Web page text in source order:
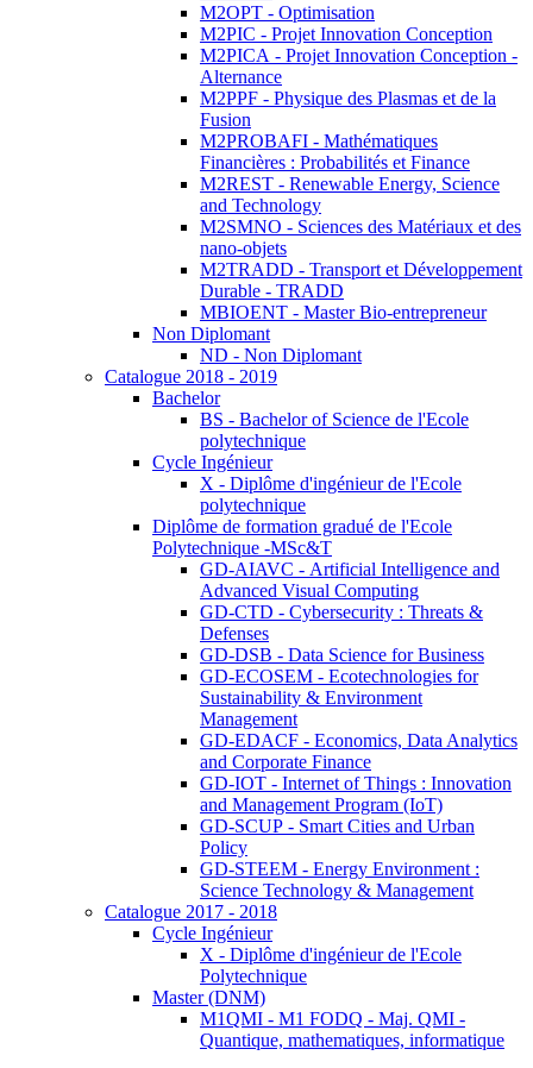
M2OPT - Optimisation
M2PIC - Projet Innovation Conception
M2PICA - Projet Innovation Conception -
Alternance
M2PPF - Physique des Plasmas et de la
Fusion
M2PROBAFI - Mathématiques
Financières : Probabilités et Finance
M2REST - Renewable Energy, Science
and Technology
M2SMNO - Sciences des Matériaux et des
nano-objets
M2TRADD - Transport et Développement
Durable - TRADD
MBIOENT - Master Bio-entrepreneur
Non Diplomant
ND - Non Diplomant
Catalogue 2018 - 2019
Bachelor
BS - Bachelor of Science de l'Ecole
polytechnique
Cycle Ingénieur
X - Diplôme d'ingénieur de l'Ecole
polytechnique
Diplôme de formation gradué de l'Ecole
Polytechnique -MSc&T
GD-AIAVC - Artificial Intelligence and
Advanced Visual Computing
GD-CTD - Cybersecurity : Threats &
Defenses
GD-DSB - Data Science for Business
GD-ECOSEM - Ecotechnologies for
Sustainability & Environment
Management
GD-EDACF - Economics, Data Analytics
and Corporate Finance
GD-IOT - Internet of Things : Innovation
and Management Program (IoT)
GD-SCUP - Smart Cities and Urban
Policy
GD-STEEM - Energy Environment :
Science Technology & Management
Catalogue 2017 - 2018
Cycle Ingénieur
X - Diplôme d'ingénieur de l'Ecole
Polytechnique
Master (DNM)
M1QMI - M1 FODQ - Maj. QMI -
Quantique, mathematiques, informatique